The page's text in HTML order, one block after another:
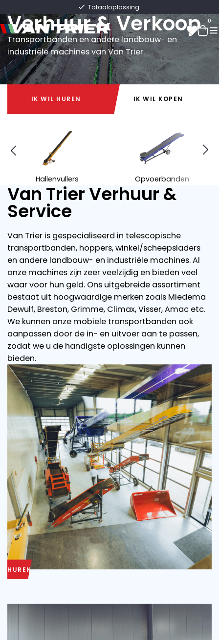
Totaaloplossing
0
Verhuur & Verkoop
Transportbanden en andere landbouw- en
industriële machines van Van Trier.
IK WIL HUREN
IK WIL KOPEN
Hallenvullers Opvoerbanden
Van Trier Verhuur &
Service
Van Trier is gespecialiseerd in telescopische
transportbanden, hoppers, winkel/scheepsladers
en andere landbouw- en industriële machines. Al
onze machines zijn zeer veelzijdig en bieden veel
waar voor hun geld. Ons uitgebreide assortiment
bestaat uit hoogwaardige merken zoals Miedema
Dewulf, Breston, Grimme, Climax, Visser, Amac etc.
We kunnen onze mobiele transportbanden ook
aanpassen door de in- en uitvoer aan te passen,
zodat we u de handigste oplossingen kunnen
bieden.
HUREN